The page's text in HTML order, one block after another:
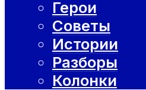
Герои
Советы
Истории
Разборы
Колонки